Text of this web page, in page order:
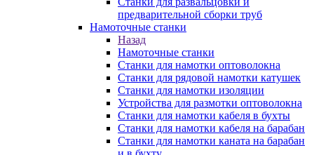
предварительной сборки труб
Намоточные станки
Назад
Намоточные станки
Станки для намотки оптоволокна
Станки для рядовой намотки катушек
Станки для намотки изоляции
Устройства для размотки оптоволокна
Станки для намотки кабеля в бухты
Станки для намотки кабеля на барабан
Станки для намотки каната на барабан